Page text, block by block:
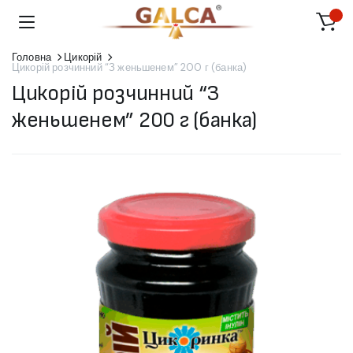
Головна Цикорій
Цикорій розчинний “З женьшенем” 200 г (банка)
Цикорій розчинний “З
женьшенем” 200 г (банка)